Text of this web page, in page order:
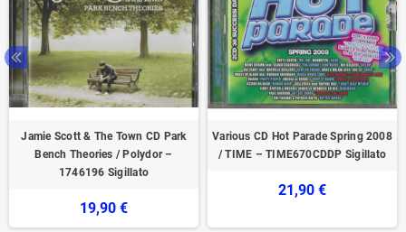
Jamie Scott & The Town CD Park
Bench Theories / Polydor –
1746196 Sigillato
19,90 €
Various CD Hot Parade Spring 2008
/ TIME – TIME670CDDP Sigillato
21,90 €